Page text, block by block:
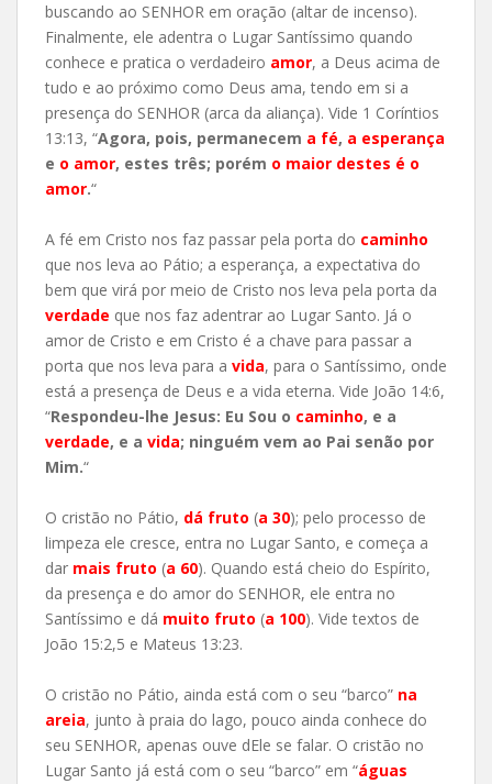
buscando ao SENHOR em oração (altar de incenso).
Finalmente, ele adentra o Lugar Santíssimo quando
conhece e pratica o verdadeiro amor, a Deus acima de
tudo e ao próximo como Deus ama, tendo em si a
presença do SENHOR (arca da aliança). Vide 1 Coríntios
13:13, “Agora, pois, permanecem a fé, a esperança
e o amor, estes três; porém o maior destes é o
amor.“
A fé em Cristo nos faz passar pela porta do caminho
que nos leva ao Pátio; a esperança, a expectativa do
bem que virá por meio de Cristo nos leva pela porta da
verdade que nos faz adentrar ao Lugar Santo. Já o
amor de Cristo e em Cristo é a chave para passar a
porta que nos leva para a vida, para o Santíssimo, onde
está a presença de Deus e a vida eterna. Vide João 14:6,
“Respondeu-lhe Jesus: Eu Sou o caminho, e a
verdade, e a vida; ninguém vem ao Pai senão por
Mim.“
O cristão no Pátio, dá fruto (a 30); pelo processo de
limpeza ele cresce, entra no Lugar Santo, e começa a
dar mais fruto (a 60). Quando está cheio do Espírito,
da presença e do amor do SENHOR, ele entra no
Santíssimo e dá muito fruto (a 100). Vide textos de
João 15:2,5 e Mateus 13:23.
O cristão no Pátio, ainda está com o seu “barco” na
areia, junto à praia do lago, pouco ainda conhece do
seu SENHOR, apenas ouve dEle se falar. O cristão no
Lugar Santo já está com o seu “barco” em “águas